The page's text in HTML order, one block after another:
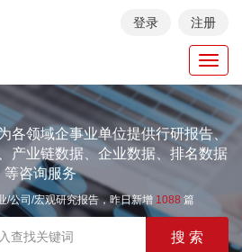
登录 注册
各领域企事业单位提供行研报告、
产业链数据、企业数据、排名数据
等咨询服务
/公司/宏观研究报告，昨日新增 1088 篇